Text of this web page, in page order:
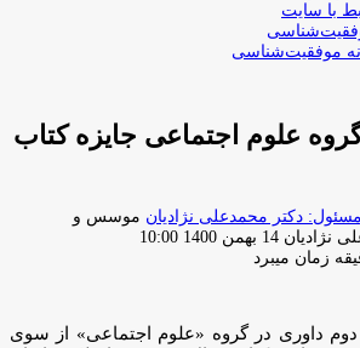
با سایت
موفقیت‌شناسی
گروه علوم اجتماعی جایزه کتاب
موسس و
نژادیان ارسال
ایمیل
14 بهمن 1400 10:00
دوم داوری در گروه «علوم اجتماعی» از سوی